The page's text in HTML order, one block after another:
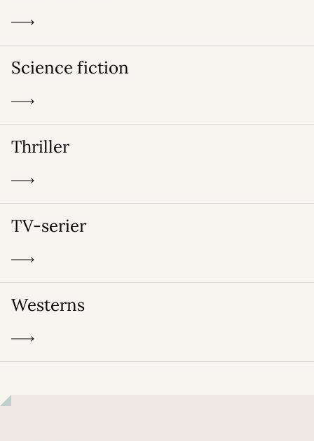
Science fiction
Thriller
TV-serier
Westerns